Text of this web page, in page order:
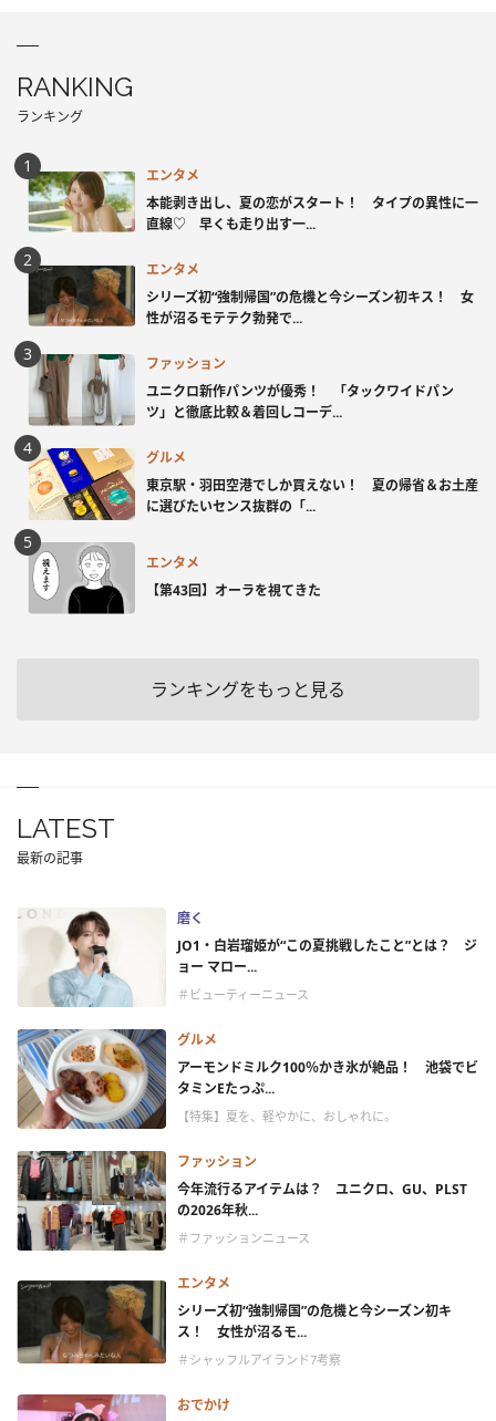
RANKING
ランキング
エンタメ
本能剥き出し、夏の恋がスタート！ タイプの異性に一
直線♡ 早くも走り出す一...
エンタメ
シリーズ初“強制帰国”の危機と今シーズン初キス！ 女
性が沼るモテテク勃発で...
ファッション
ユニクロ新作パンツが優秀！ 「タックワイドパン
ツ」と徹底比較＆着回しコーデ...
グルメ
東京駅・羽田空港でしか買えない！ 夏の帰省＆お土産
に選びたいセンス抜群の「...
エンタメ
【第43回】オーラを視てきた
ランキングをもっと見る
LATEST
最新の記事
磨く
JO1・白岩瑠姫が“この夏挑戦したこと”とは？ ジ
ョー マロー...
＃ビューティーニュース
グルメ
アーモンドミルク100％かき氷が絶品！ 池袋でビ
タミンEたっぷ...
【特集】夏を、軽やかに、おしゃれに。
ファッション
今年流行るアイテムは？ ユニクロ、GU、PLST
の2026年秋...
＃ファッションニュース
エンタメ
シリーズ初“強制帰国”の危機と今シーズン初キ
ス！ 女性が沼るモ...
＃シャッフルアイランド7考察
おでかけ